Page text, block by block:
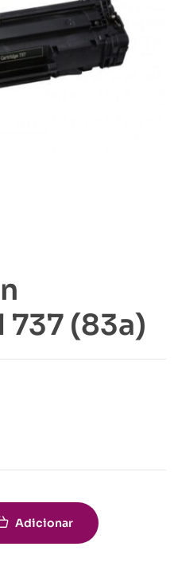
(83a)
Adicionar